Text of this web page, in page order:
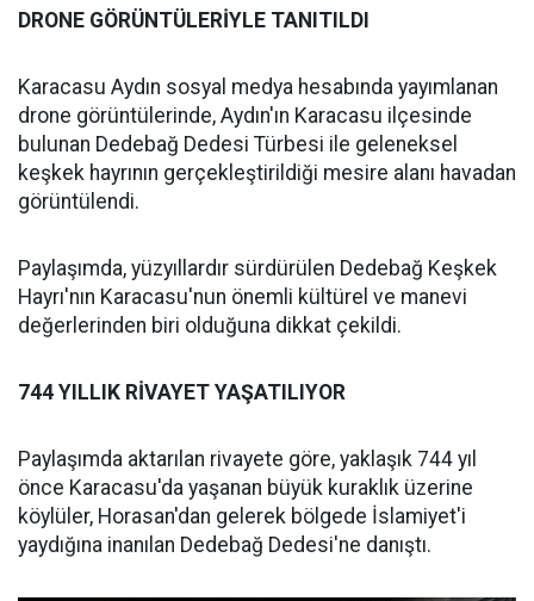
DRONE GÖRÜNTÜLERİYLE TANITILDI
Karacasu Aydın sosyal medya hesabında yayımlanan
drone görüntülerinde, Aydın'ın Karacasu ilçesinde
bulunan Dedebağ Dedesi Türbesi ile geleneksel
keşkek hayrının gerçekleştirildiği mesire alanı havadan
görüntülendi.
Paylaşımda, yüzyıllardır sürdürülen Dedebağ Keşkek
Hayrı'nın Karacasu'nun önemli kültürel ve manevi
değerlerinden biri olduğuna dikkat çekildi.
744 YILLIK RİVAYET YAŞATILIYOR
Paylaşımda aktarılan rivayete göre, yaklaşık 744 yıl
önce Karacasu'da yaşanan büyük kuraklık üzerine
köylüler, Horasan'dan gelerek bölgede İslamiyet'i
yaydığına inanılan Dedebağ Dedesi'ne danıştı.